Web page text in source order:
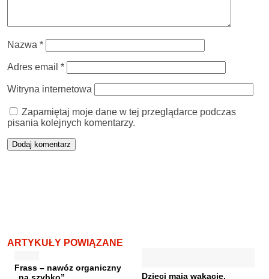
Nazwa *
Adres email *
Witryna internetowa
Zapamiętaj moje dane w tej przeglądarce podczas
pisania kolejnych komentarzy.
ARTYKUŁY POWIĄZANE
Frass – nawóz organiczny
Dzieci mają wakacje,